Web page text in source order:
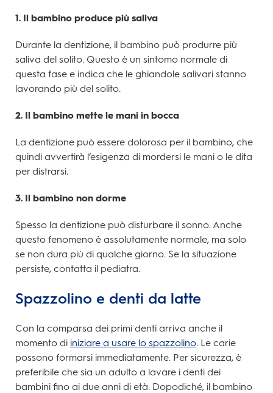
1. Il bambino produce più saliva
Durante la dentizione, il bambino può produrre più
saliva del solito. Questo è un sintomo normale di
questa fase e indica che le ghiandole salivari stanno
lavorando più del solito.
2. Il bambino mette le mani in bocca
La dentizione può essere dolorosa per il bambino, che
quindi avvertirà l’esigenza di mordersi le mani o le dita
per distrarsi.
3. Il bambino non dorme
Spesso la dentizione può disturbare il sonno. Anche
questo fenomeno è assolutamente normale, ma solo
se non dura più di qualche giorno. Se la situazione
persiste, contatta il pediatra.
Spazzolino e denti da latte
Con la comparsa dei primi denti arriva anche il
momento di iniziare a usare lo spazzolino. Le carie
possono formarsi immediatamente. Per sicurezza, è
preferibile che sia un adulto a lavare i denti dei
bambini fino ai due anni di età. Dopodiché, il bambino